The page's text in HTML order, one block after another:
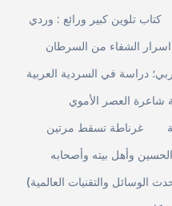
كتاب تلوين كبير ورائع : وردي
الشفاء من السرطان
دراسة في السردية العربية
شاعرة العصر الأموي
غرناطة تسقط مرتين
وأهل بيته وأصحابه
الوسائل والتقنيات العالمية)